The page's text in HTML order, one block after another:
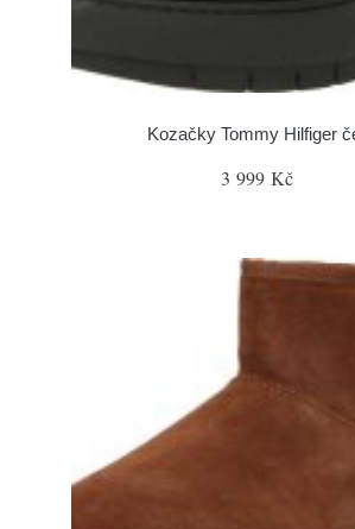
Kozačky Tommy Hilfiger
3 999 Kč